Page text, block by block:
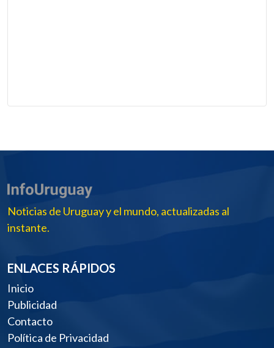
Noticias de Uruguay y el mundo, actualizadas al
instante.
ENLACES RÁPIDOS
Inicio
Publicidad
Contacto
Política de Privacidad